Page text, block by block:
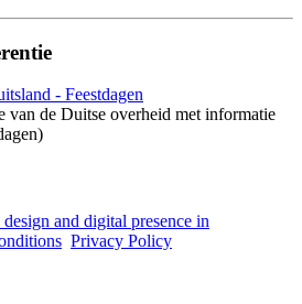
- Feestdagen
van de Duitse overheid met informatie
design and digital presence in
Privacy Policy